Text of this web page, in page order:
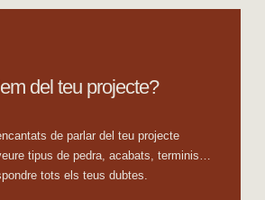
del teu projecte?
de parlar del teu projecte
tipus de pedra, acabats, terminis…
tots els teus dubtes.